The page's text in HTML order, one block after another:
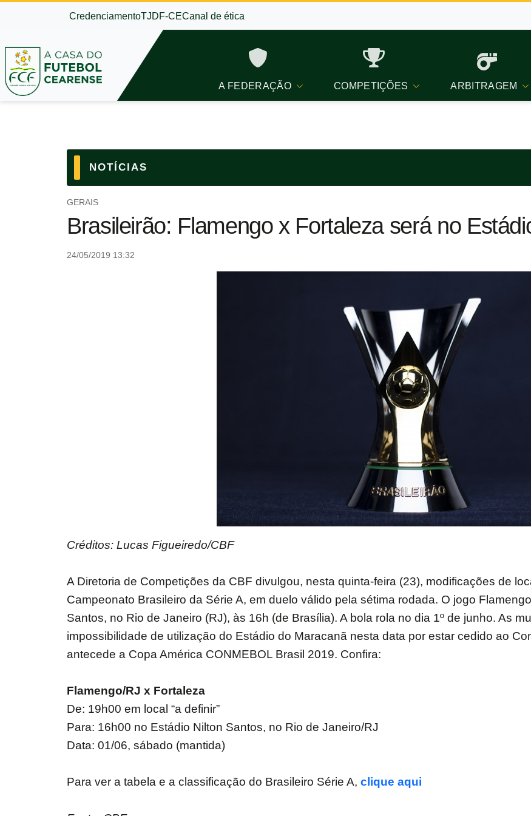
CredenciamentoTJDF-CECanal de ética
A FEDERAÇÃO COMPETIÇÕES ARBITRAGEM
NOTÍCIAS
GERAIS
Brasileirão: Flamengo x Fortaleza será no
24/05/2019 13:32
Créditos: Lucas Figueiredo/CBF
A Diretoria de Competições da CBF divulgou, nesta quinta-feira (23), modificações de
Campeonato Brasileiro da Série A, em duelo válido pela sétima rodada. O jogo
Santos, no Rio de Janeiro (RJ), às 16h (de Brasília). A bola rola no dia 1º de junho. As
impossibilidade de utilização do Estádio do Maracanã nesta data por estar cedido ao
antecede a Copa América CONMEBOL Brasil 2019. Confira:
Flamengo/RJ x Fortaleza
De: 19h00 em local “a definir”
Para: 16h00 no Estádio Nilton Santos, no Rio de Janeiro/RJ
Data: 01/06, sábado (mantida)
Para ver a tabela e a classificação do Brasileiro Série A, clique aqui